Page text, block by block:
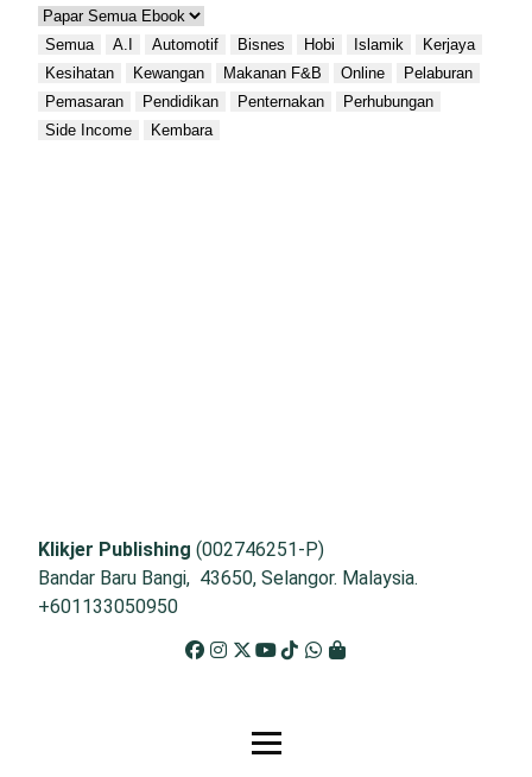
Semua A.I Automotif Bisnes Hobi Islamik
Kerjaya
Kesihatan
Kewangan Makanan F&B Online
Pelaburan
Pemasaran
Pendidikan Penternakan
Perhubungan
Side Income
Kembara
Klikjer Publishing (002746251-P)
Bandar Baru Bangi, 43650, Selangor. Malaysia.
+601133050950